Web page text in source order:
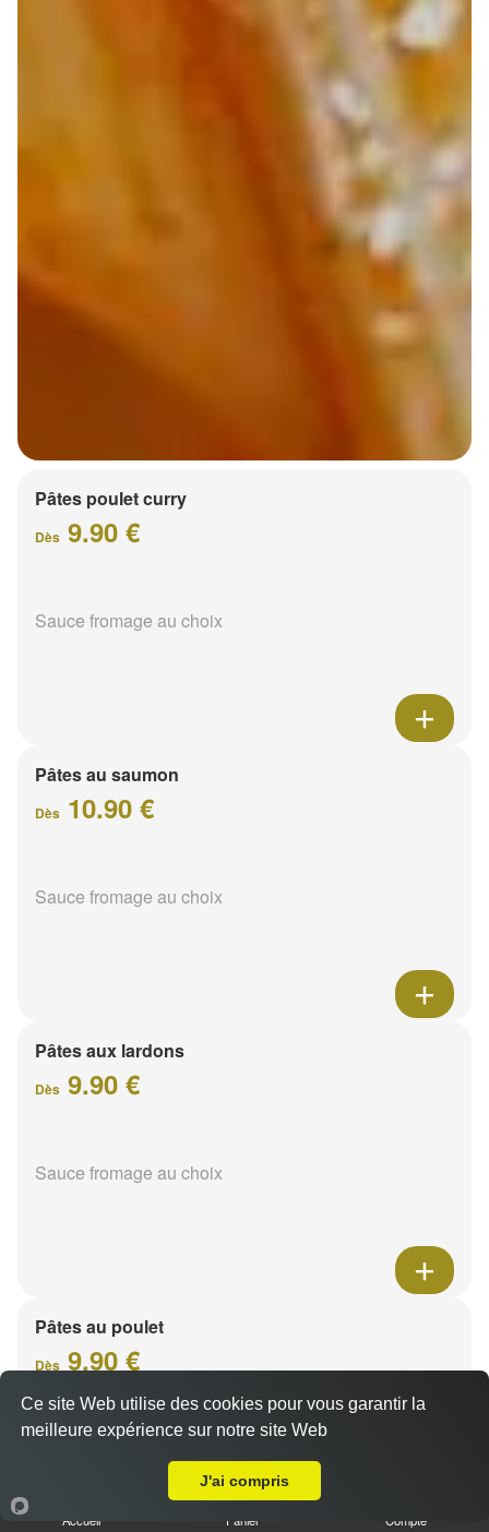
Pâtes poulet curry
Dès 9.90 €
Sauce fromage au choix
Pâtes au saumon
Dès 10.90 €
Sauce fromage au choix
Pâtes aux lardons
Dès 9.90 €
Sauce fromage au choix
Pâtes au poulet
Dès 9.90 €
Accueil Panier Compte
Ce site Web utilise des cookies pour vous garantir la
meilleure expérience sur notre site Web
J'ai compris